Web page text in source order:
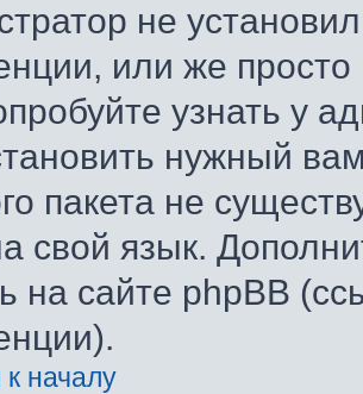
не
или же
узнать у
нужный
пакета не
свой язык.
на сайте phpBB
началу